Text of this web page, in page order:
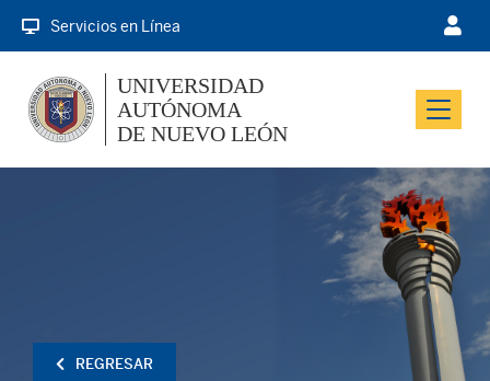
Servicios en Línea
Menu
UNIVERSIDAD
AUTÓNOMA
DE NUEVO LEÓN
REGRESAR